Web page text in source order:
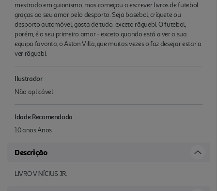
mestrado em guionismo, mas começou a escrever livros de futebol
graças ao seu amor pelo desporto. Seja basebol, críquete ou
desporto automóvel, gosta de tudo. exceto râguebi. O futebol,
porém, é o seu primeiro amor - exceto quando está a ver a sua
equipa favorita, o Aston Villa, que muitas vezes o faz desejar estar a
ver râguebi.
Ilustrador
Não aplicável
Idade Recomendada
10 anos Anos
Descrição
LIVRO VINÍCIUS JR.